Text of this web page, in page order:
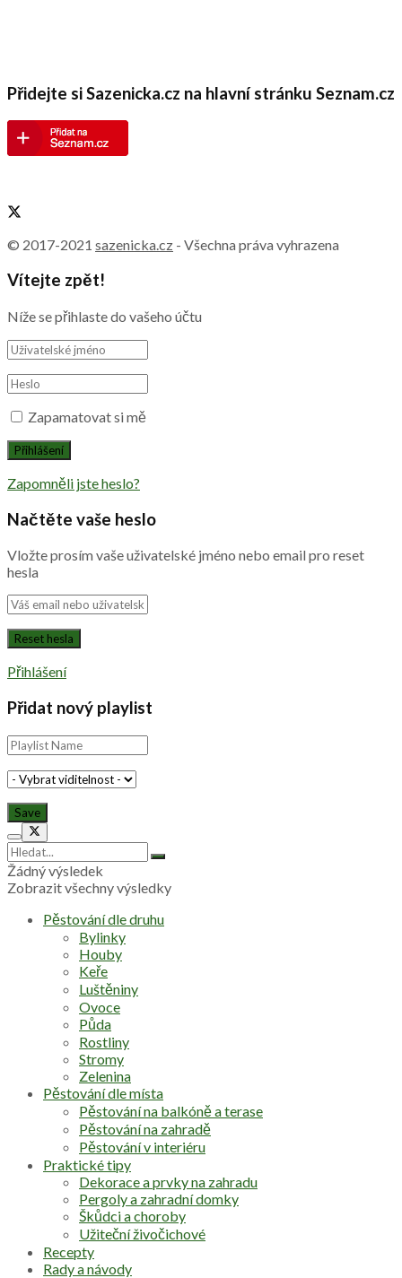
Přidejte si Sazenicka.cz na hlavní stránku Seznam.cz
© 2017-2021 sazenicka.cz - Všechna práva vyhrazena
Vítejte zpět!
Níže se přihlaste do vašeho účtu
Zapamatovat si mě
Zapomněli jste heslo?
Načtěte vaše heslo
Vložte prosím vaše uživatelské jméno nebo email pro reset
hesla
Přihlášení
Přidat nový playlist
Žádný výsledek
Zobrazit všechny výsledky
Pěstování dle druhu
Bylinky
Houby
Keře
Luštěniny
Ovoce
Půda
Rostliny
Stromy
Zelenina
Pěstování dle místa
Pěstování na balkóně a terase
Pěstování na zahradě
Pěstování v interiéru
Praktické tipy
Dekorace a prvky na zahradu
Pergoly a zahradní domky
Škůdci a choroby
Užiteční živočichové
Recepty
Rady a návody